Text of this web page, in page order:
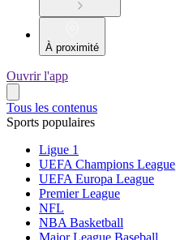
À proximité
Ouvrir l'app
Tous les contenus
Sports populaires
Ligue 1
UEFA Champions League
UEFA Europa League
Premier League
NFL
NBA Basketball
Major League Baseball